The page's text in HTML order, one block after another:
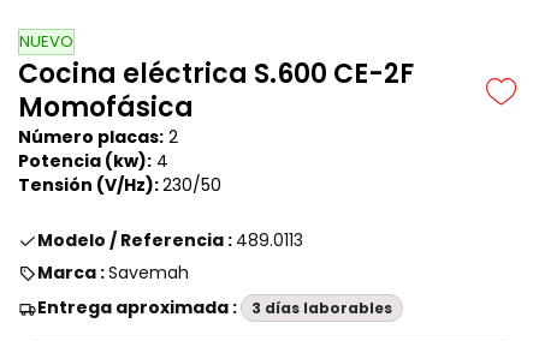
NUEVO
Cocina eléctrica S.600 CE-2F
Momofásica
Número placas: 2
Potencia (kw): 4
Tensión (V/Hz):230/50
Modelo / Referencia : 489.0113
Marca :Savemah
Entrega aproximada :
3 días laborables